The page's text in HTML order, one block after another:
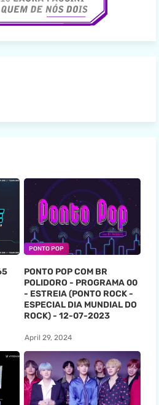
PONTO POP
PONTO POP COM BR
POLIDORO - PROGRAMA 00
- ESTREIA (PONTO ROCK -
ESPECIAL DIA MUNDIAL DO
ROCK) - 12-07-2023
April 29, 2024